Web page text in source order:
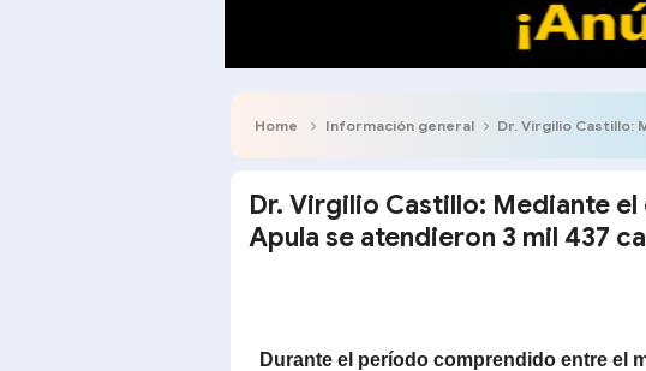
Home Información general Dr. Virgilio Castillo: Mediante el
Dr. Virgilio Castillo: Mediante
Apula se atendieron 3 mil 437
Durante el período comprendido entre el